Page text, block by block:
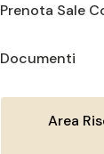
Prenota Sale
Documenti
Area